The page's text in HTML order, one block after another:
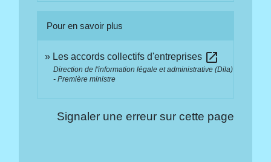
Pour en savoir plus
Les accords collectifs d'entreprises open_in_new
Direction de l'information légale et administrative (Dila)
- Première ministre
Signaler une erreur sur cette page